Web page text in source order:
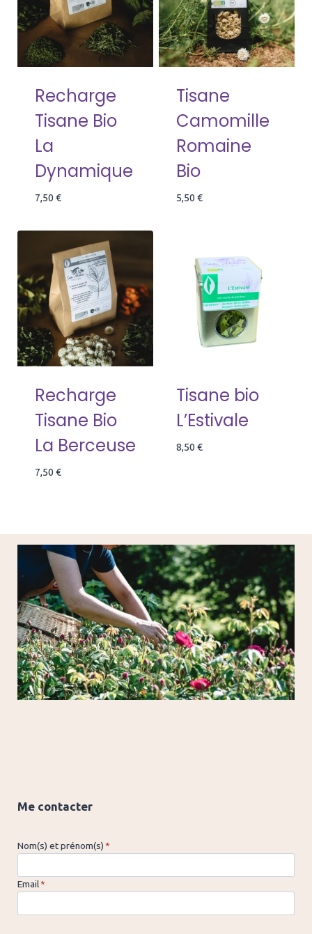
Recharge
Tisane Bio
La
Dynamique
7,50 €
Tisane
Camomille
Romaine
Bio
5,50 €
Recharge
Tisane Bio
La Berceuse
7,50 €
Tisane bio
L’Estivale
8,50 €
Me contacter
Nom(s) et prénom(s)*
Email*